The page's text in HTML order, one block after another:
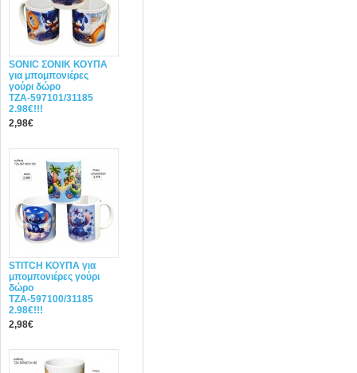
SONIC ΣΟΝΙΚ ΚΟΥΠΑ
για μπομπονιέρες
γούρι δώρο
ΤΖΑ-597101/31185
2.98€!!!
2,98€
STITCH ΚΟΥΠΑ για
μπομπονιέρες γούρι
δώρο
ΤΖΑ-597100/31185
2.98€!!!
2,98€